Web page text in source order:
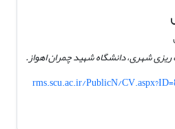
ریزی شهری، دانشگاه شهید چمران اهواز.
rms.scu.ac.ir/PublicN/